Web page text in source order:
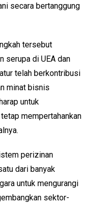
secara bertanggung
tersebut
serupa di UEA dan
telah berkontribusi
minat bisnis
untuk
mempertahankan
perizinan
dari banyak
untuk mengurangi
sektor-